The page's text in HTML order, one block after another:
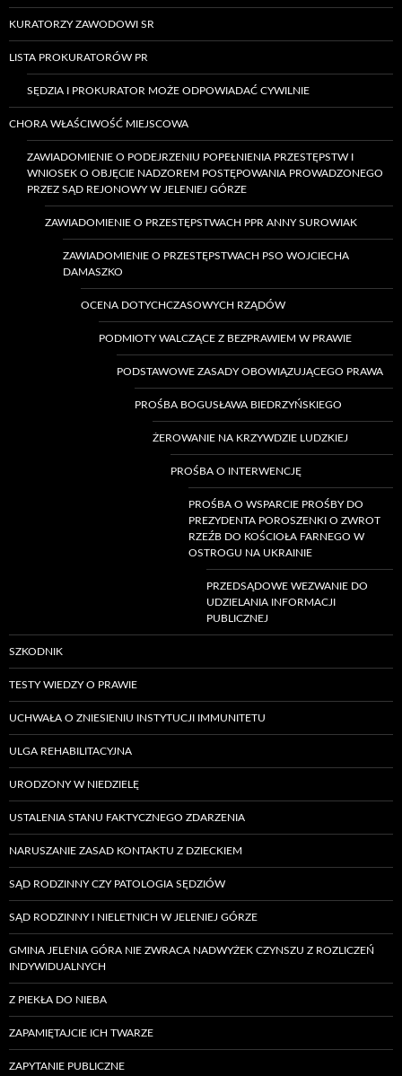
KURATORZY ZAWODOWI SR
LISTA PROKURATORÓW PR
SĘDZIA I PROKURATOR MOŻE ODPOWIADAĆ CYWILNIE
CHORA WŁAŚCIWOŚĆ MIEJSCOWA
ZAWIADOMIENIE O PODEJRZENIU POPEŁNIENIA PRZESTĘPSTW I
WNIOSEK O OBJĘCIE NADZOREM POSTĘPOWANIA PROWADZONEGO
PRZEZ SĄD REJONOWY W JELENIEJ GÓRZE
ZAWIADOMIENIE O PRZESTĘPSTWACH PPR ANNY SUROWIAK
ZAWIADOMIENIE O PRZESTĘPSTWACH PSO WOJCIECHA
DAMASZKO
OCENA DOTYCHCZASOWYCH RZĄDÓW
PODMIOTY WALCZĄCE Z BEZPRAWIEM W PRAWIE
PODSTAWOWE ZASADY OBOWIĄZUJĄCEGO PRAWA
PROŚBA BOGUSŁAWA BIEDRZYŃSKIEGO
ŻEROWANIE NA KRZYWDZIE LUDZKIEJ
PROŚBA O INTERWENCJĘ
PROŚBA O WSPARCIE PROŚBY DO
PREZYDENTA POROSZENKI O ZWROT
RZEŹB DO KOŚCIOŁA FARNEGO W
OSTROGU NA UKRAINIE
PRZEDSĄDOWE WEZWANIE DO
UDZIELANIA INFORMACJI
PUBLICZNEJ
SZKODNIK
TESTY WIEDZY O PRAWIE
UCHWAŁA O ZNIESIENIU INSTYTUCJI IMMUNITETU
ULGA REHABILITACYJNA
URODZONY W NIEDZIELĘ
USTALENIA STANU FAKTYCZNEGO ZDARZENIA
NARUSZANIE ZASAD KONTAKTU Z DZIECKIEM
SĄD RODZINNY CZY PATOLOGIA SĘDZIÓW
SĄD RODZINNY I NIELETNICH W JELENIEJ GÓRZE
GMINA JELENIA GÓRA NIE ZWRACA NADWYŻEK CZYNSZU Z ROZLICZEŃ
INDYWIDUALNYCH
Z PIEKŁA DO NIEBA
ZAPAMIĘTAJCIE ICH TWARZE
ZAPYTANIE PUBLICZNE